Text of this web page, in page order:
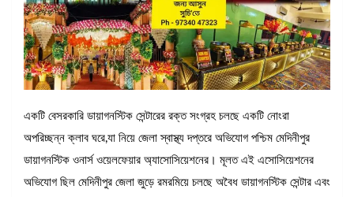
একটি বেসরকারি ডায়াগনস্টিক সেন্টারের রক্ত সংগ্রহ চলছে একটি নোংরা
অপরিচ্ছন্ন ক্লাব ঘরে,যা নিয়ে জেলা স্বাস্থ্য দপ্তরে অভিযোগ পশ্চিম মেদিনীপুর
ডায়াগনস্টিক ওনার্স ওয়েলফেয়ার অ্যাসোসিয়েশনের। মূলত এই এসোসিয়েশনের
অভিযোগ ছিল মেদিনীপুর জেলা জুড়ে রমরমিয়ে চলছে অবৈধ ডায়াগনস্টিক সেন্টার এবং